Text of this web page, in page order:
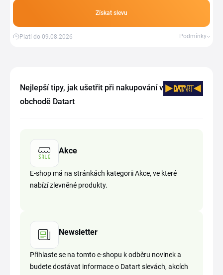
Získat slevu
Platí do 09.08.2026 Podmínky
Nejlepší tipy, jak ušetřit při nakupování v
obchodě Datart
Akce
E-shop má na stránkách kategorii Akce, ve které
nabízí zlevněné produkty.
Newsletter
Přihlaste se na tomto e-shopu k odběru novinek a
budete dostávat informace o Datart slevách, akcích